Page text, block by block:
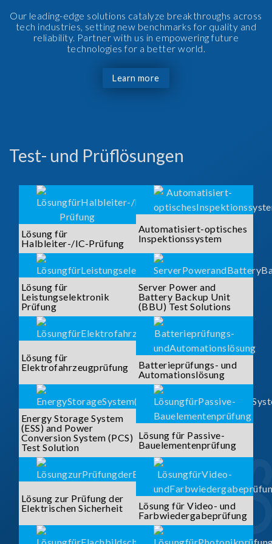
Our leading-edge solutions catalyze breakthroughs across
tech industries, setting new benchmarks for quality and
reliability. Partner with us in empowering future
technologies for a better world.
Learn more
Test- und Prüflösungen
Lösung für
Halbleiter-/IC-Prüfung
Automatisiert-optisches
Inspektionssystem
Lösung für
Leistungselektronik
Prüfung
Server Power and
Battery Backup Unit
(BBU) Test Solutions
Lösung für
Elektrofahrzeugprüfung
Batterieprüfungs- und
Automationslösung
Energy Storage System
(ESS) and Power
Conversion System (PCS)
Test Solution
Lösung für Passive-
Bauelementenprüfung
Lösung zur Prüfung der
Elektrischen Sicherheit
Lösung für Video- und
Farbwiedergabeprüfung